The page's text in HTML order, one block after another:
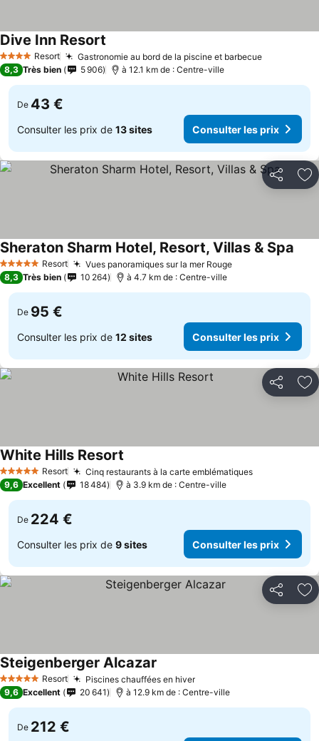
4 Étoiles Resort Gastronomie au bord de la piscine et barbecue
Dive Inn Resort
8,3 Très bien 5 906 à 12.1 km de : Centre-ville
De 43 €
Consulter les prix de 13 sites Consulter les prix
Partager
5 Étoiles Resort Vues panoramiques sur la mer Rouge
Sheraton Sharm Hotel, Resort, Villas & Spa
8,3 Très bien 10 264 à 4.7 km de : Centre-ville
De 95 €
Consulter les prix de 12 sites Consulter les prix
Partager
5 Étoiles Resort Cinq restaurants à la carte emblématiques
White Hills Resort
9,6 Excellent 18 484 à 3.9 km de : Centre-ville
De 224 €
Consulter les prix de 9 sites Consulter les prix
Partager
5 Étoiles Resort Piscines chauffées en hiver
Steigenberger Alcazar
9,6 Excellent 20 641 à 12.9 km de : Centre-ville
De 212 €